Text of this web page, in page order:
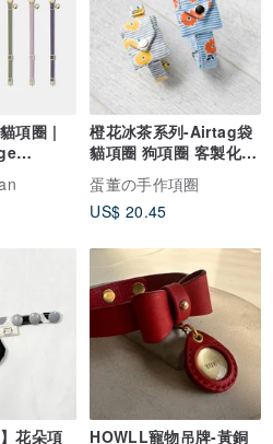
項圈 |
橙花冰茶系列-Airtag袋
貓項圈 狗項圈 客製化尺
寸 刻字服務 吊牌
蛋董の手作項圈
US$ 20.45
花朵項
HOWLL寵物吊牌-黃銅